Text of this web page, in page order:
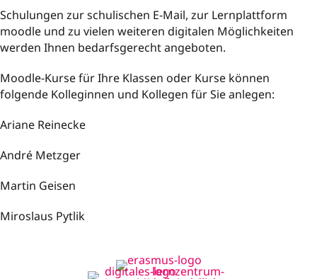
Schulungen zur schulischen E-Mail, zur Lernplattform
moodle und zu vielen weiteren digitalen Möglichkeiten
werden Ihnen bedarfsgerecht angeboten.
Moodle-Kurse für Ihre Klassen oder Kurse können
folgende Kolleginnen und Kollegen für Sie anlegen:
Ariane Reinecke
André Metzger
Martin Geisen
Miroslaus Pytlik